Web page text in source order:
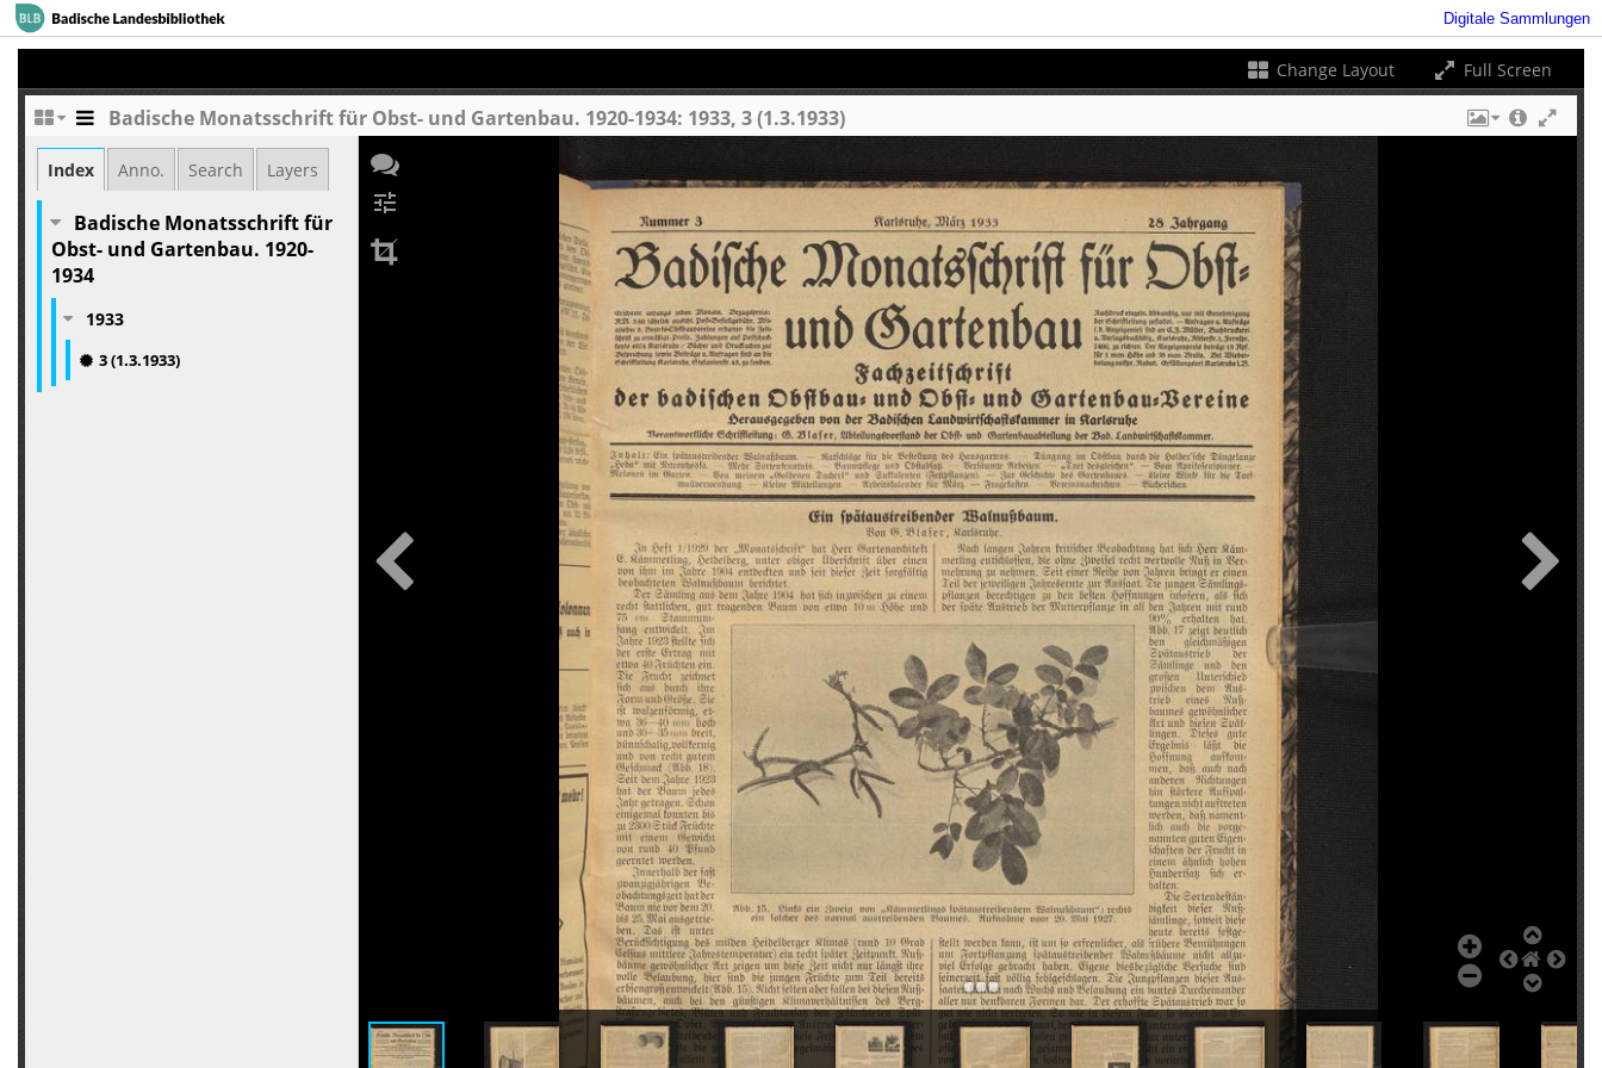
Digitale Sammlungen
Change Layout Full Screen
+
Add Item
Badische Monatsschrift für Obst- und Gartenbau. 1920-1934: 1933, 3 (1.3.1933)
Index Anno. Search Layers
Badische Monatsschrift für
Obst- und Gartenbau. 1920-
1934
1933
3 (1.3.1933)
tune